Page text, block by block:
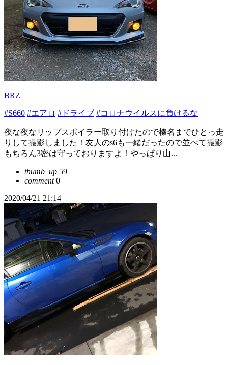
BRZ
#S660 #エアロ #ドライブ #コロナウイルスに負けるな
夜な夜なリップスポイラー取り付けたので榛名までひとっ走
りして撮影しました！友人のs6も一緒だったので並べて撮影
もちろん3密は守っておりますよ！やっぱり山...
thumb_up 59
comment0
2020/04/21 21:14